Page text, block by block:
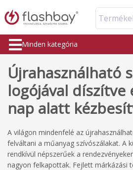
Minden kategória
Újrahasználható
logójával díszítve
nap alatt
A világon mindenfelé az
felváltani a műanyag szívószálakat. A
rendkívül népszerűek a
nagyon felkapottak. Fejlett márkázási